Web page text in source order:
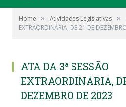
Home » Atividades Legislativas »
EXTRAORDINÁRIA, DE 21 DE
ATA DA 3ª SESSÃO
EXTRAORDINÁRIA,
DEZEMBRO DE 2023